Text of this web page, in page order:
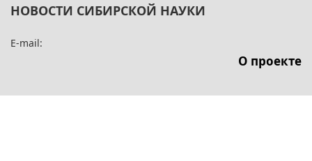
НОВОСТИ СИБИРСКОЙ НАУКИ
E-mail:
О проекте